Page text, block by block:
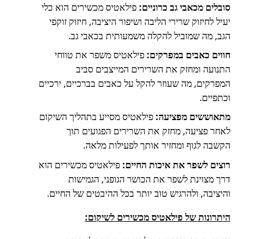
סובלים מכאבי גב כרוניים: פילאטיס מכשירים הוא כלי
יעיל לחיזוק שרירי הליבה ושיפור היציבה, חיזוק זוקפי
הגב, מה שמוביל להקלה משמעותית בכאבי גב.
חווים כאבים במפרקים: פילאטיס משפר את טווחי
התנועה ומחזק את השרירים המייצבים סביב
המפרקים, מה שעוזר להקל על כאבים בברכיים, ירכיים
וכתפיים.
מתאוששים מפציעה: פילאטיס מסייע בתהליך השיקום
לאחר פציעה, מחזק את השרירים הפגועים תוך
הקשבה לגוף ומחזיר אותך לפעילות מלאה.
רוצים לשפר את איכות החיים: פילאטיס מכשירים הוא
דרך מצוינת לשפר את הכושר הגופני, הגמישות
והיציבה, ולהרגיש טוב יותר בכל ההיבטים של החיים.
היתרונות של פילאטיס מכשירים לשיקום: